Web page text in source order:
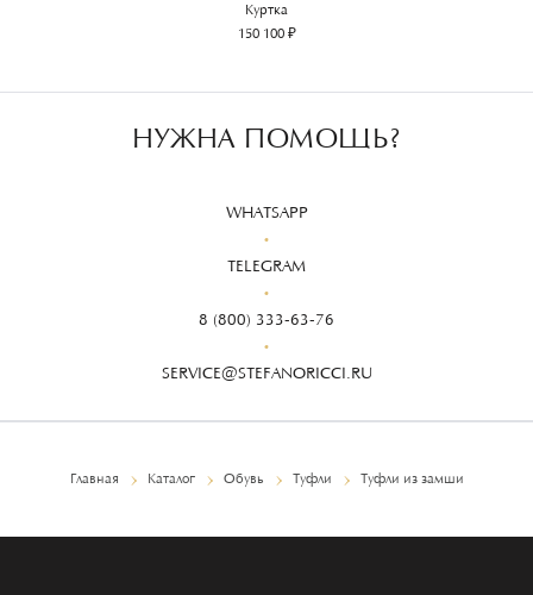
Куртка
150 100 ₽
НУЖНА ПОМОЩЬ?
WHATSAPP
TELEGRAM
8 (800) 333-63-76
SERVICE@STEFANORICCI.RU
Главная Каталог Обувь Туфли Туфли из замши